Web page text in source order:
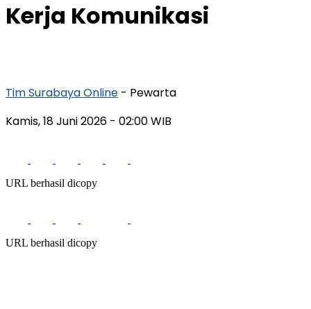
Kerja Komunikasi
Tim Surabaya Online - Pewarta
Kamis, 18 Juni 2026 - 02:00 WIB
URL berhasil dicopy
URL berhasil dicopy